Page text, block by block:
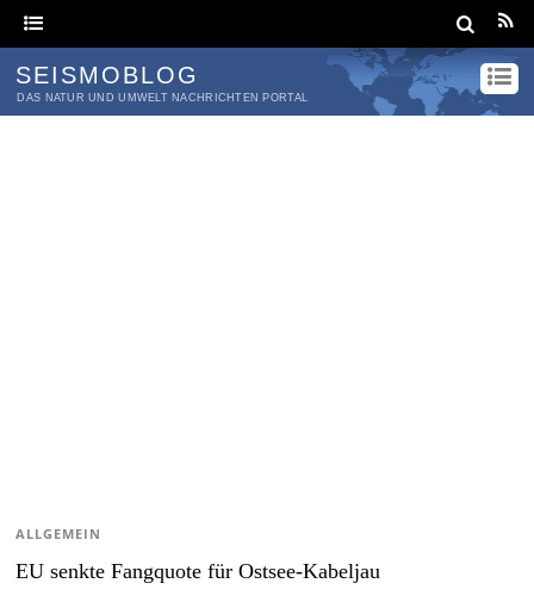
SEISMOBLOG
DAS NATUR UND UMWELT NACHRICHTEN PORTAL
ALLGEMEIN
EU senkte Fangquote für Ostsee-Kabeljau